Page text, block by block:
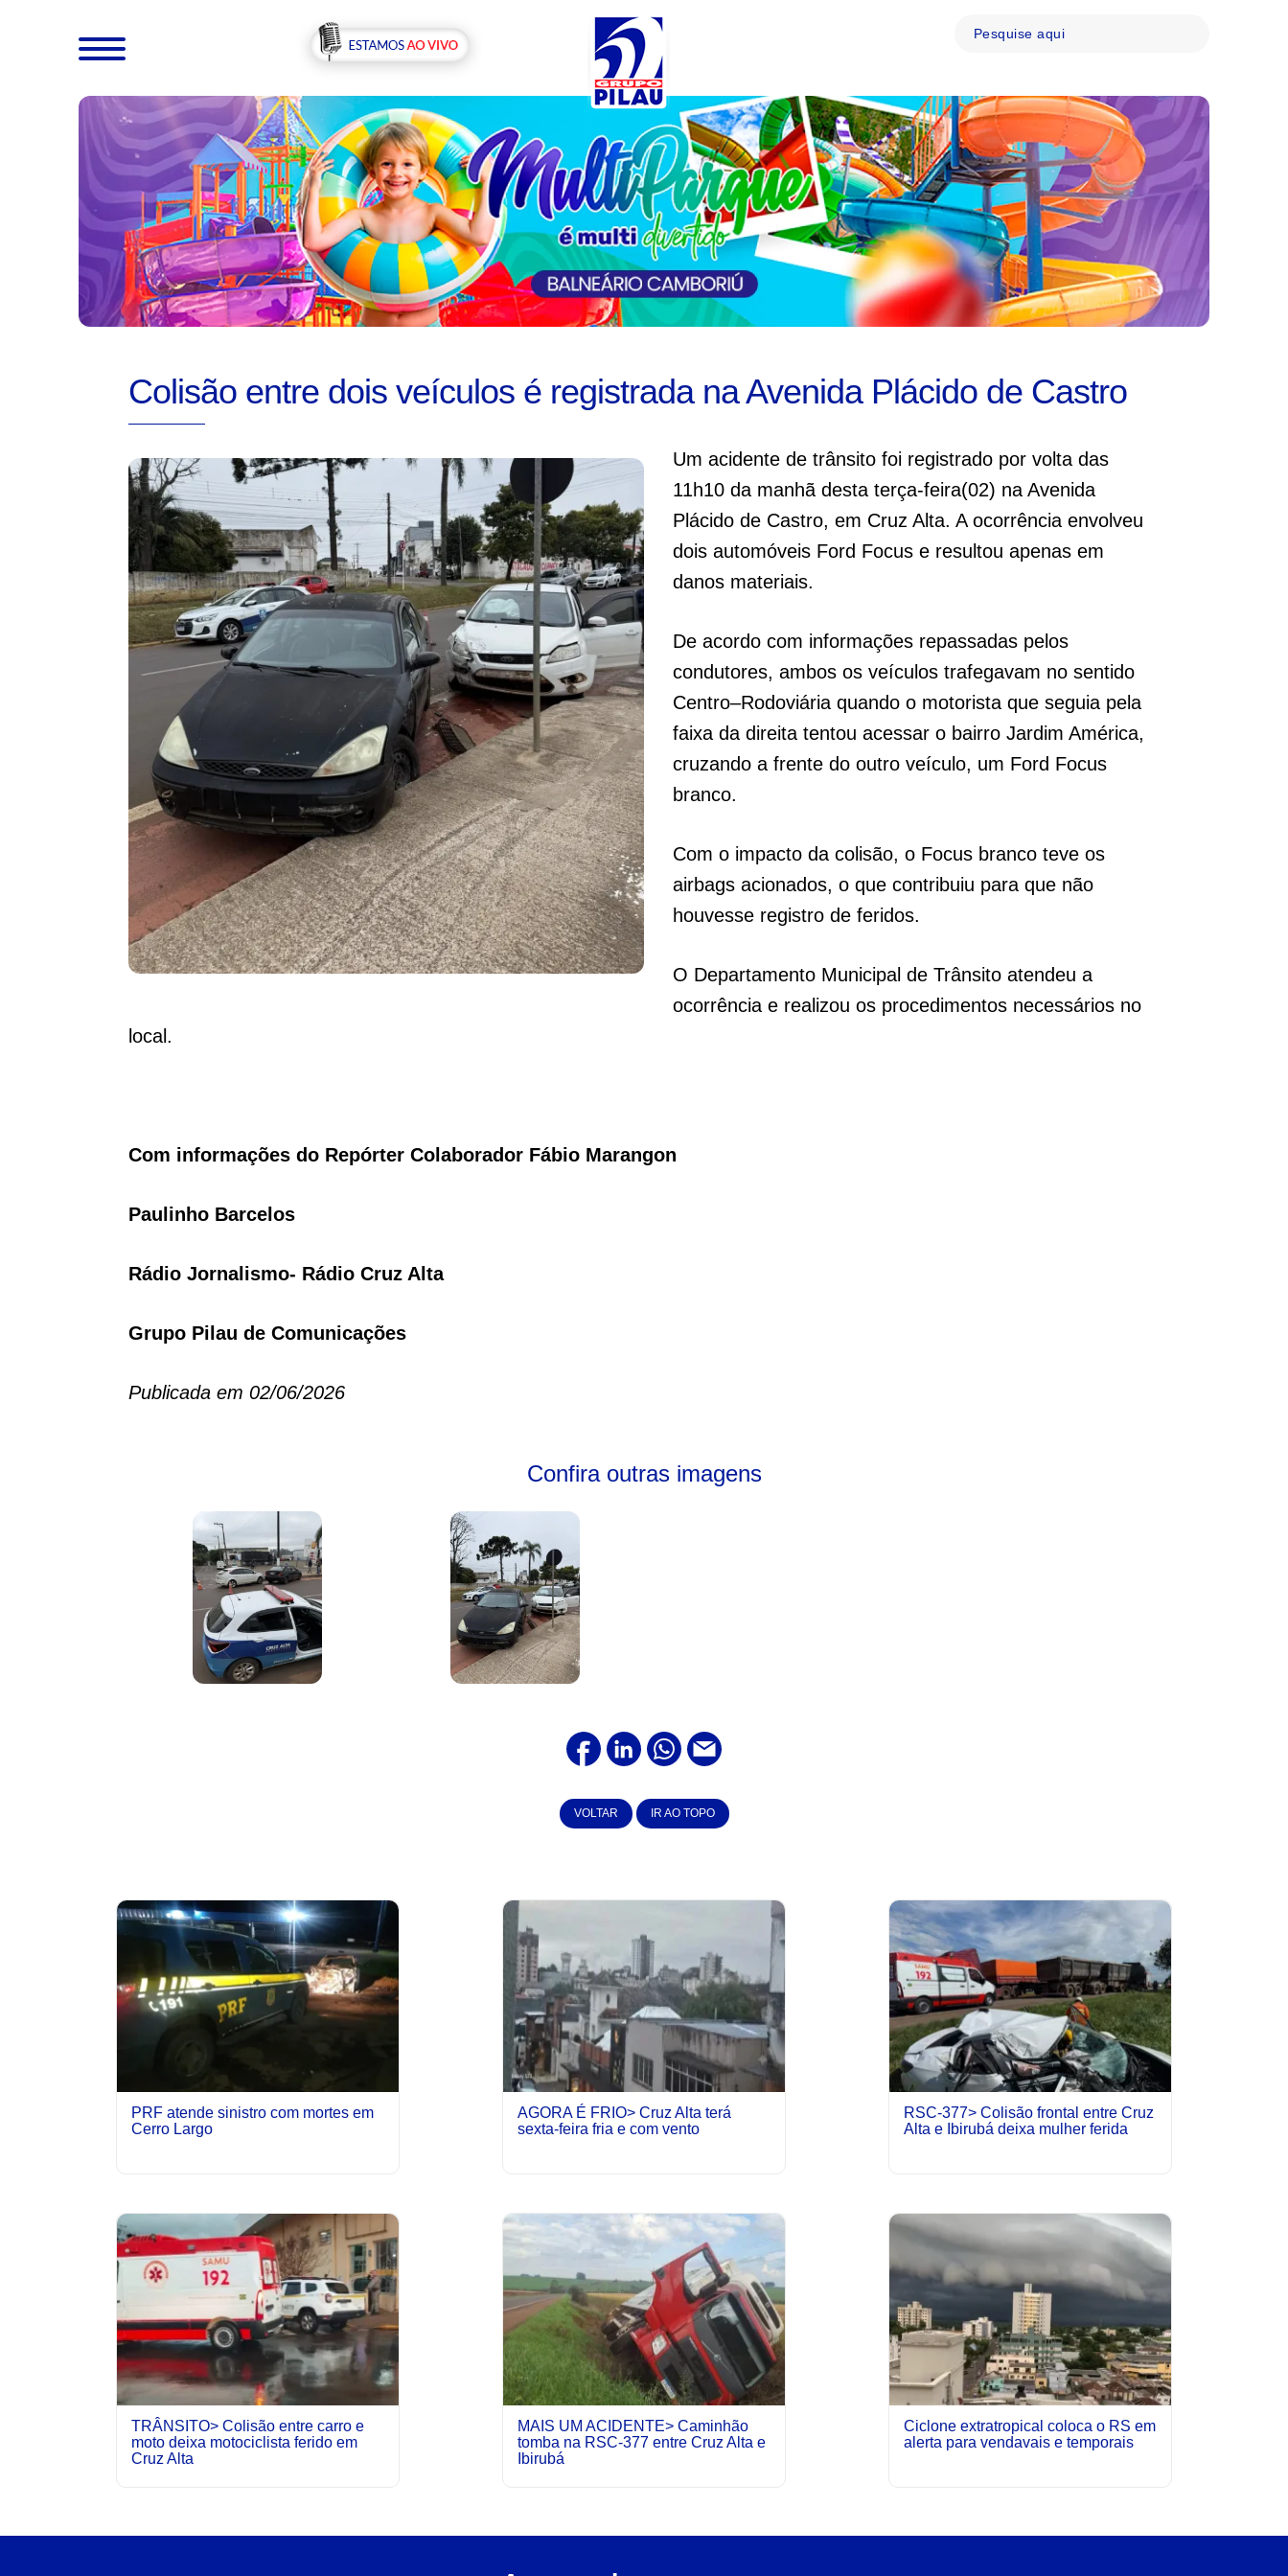
Colisão entre dois veículos é registrada na Avenida Plácido de Castro
Um acidente de trânsito foi registrado por volta das
11h10 da manhã desta terça-feira(02) na Avenida
Plácido de Castro, em Cruz Alta. A ocorrência envolveu
dois automóveis Ford Focus e resultou apenas em
danos materiais.
De acordo com informações repassadas pelos
condutores, ambos os veículos trafegavam no sentido
Centro–Rodoviária quando o motorista que seguia pela
faixa da direita tentou acessar o bairro Jardim América,
cruzando a frente do outro veículo, um Ford Focus
branco.
Com o impacto da colisão, o Focus branco teve os
airbags acionados, o que contribuiu para que não
houvesse registro de feridos.
O Departamento Municipal de Trânsito atendeu a
ocorrência e realizou os procedimentos necessários no
local.
Com informações do Repórter Colaborador Fábio Marangon
Paulinho Barcelos
Rádio Jornalismo- Rádio Cruz Alta
Grupo Pilau de Comunicações
Publicada em 02/06/2026
Confira outras imagens
VOLTAR IR AO TOPO
PRF atende sinistro com mortes em
Cerro Largo
AGORA É FRIO> Cruz Alta terá
sexta-feira fria e com vento
RSC-377> Colisão frontal entre Cruz
Alta e Ibirubá deixa mulher ferida
TRÂNSITO> Colisão entre carro e
moto deixa motociclista ferido em
Cruz Alta
MAIS UM ACIDENTE> Caminhão
tomba na RSC-377 entre Cruz Alta e
Ibirubá
Ciclone extratropical coloca o RS em
alerta para vendavais e temporais